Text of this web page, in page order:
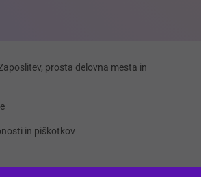
prosta delovna mesta in
in piškotkov